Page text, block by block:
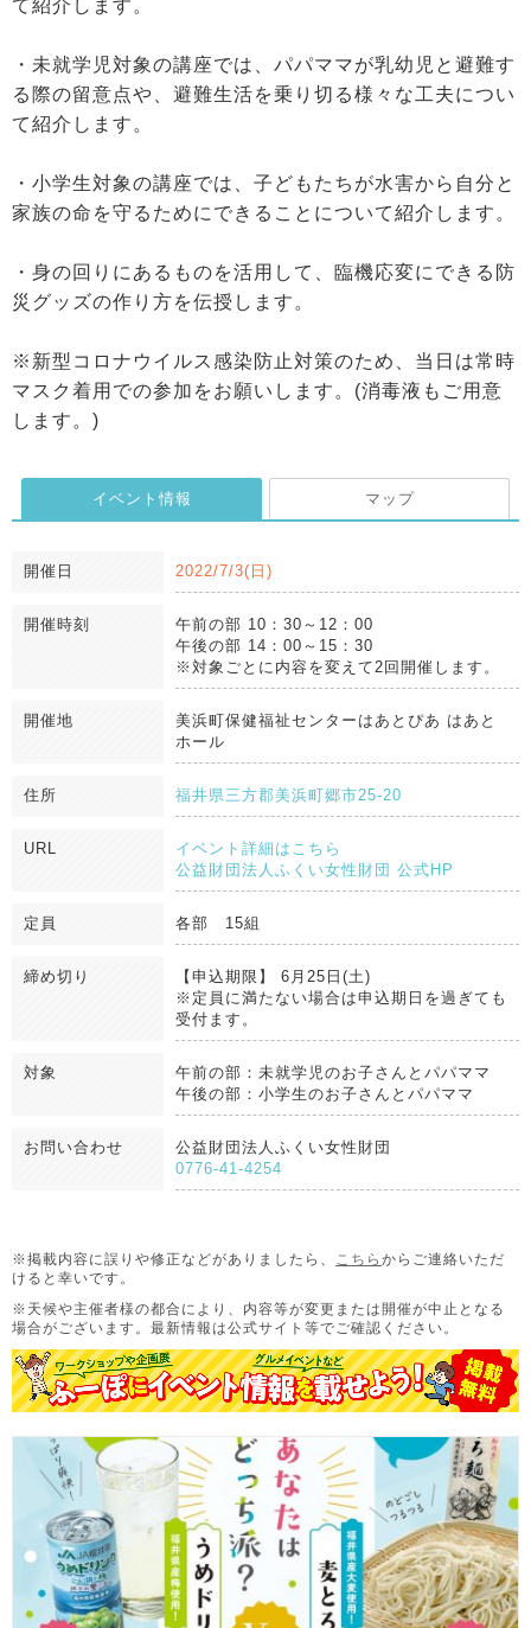
て紹介します。
・未就学児対象の講座では、パパママが乳幼児と避難す
る際の留意点や、避難生活を乗り切る様々な工夫につい
て紹介します。
・小学生対象の講座では、子どもたちが水害から自分と
家族の命を守るためにできることについて紹介します。
・身の回りにあるものを活用して、臨機応変にできる防
災グッズの作り方を伝授します。
※新型コロナウイルス感染防止対策のため、当日は常時
マスク着用での参加をお願いします。(消毒液もご用意
します。)
イベント情報 マップ
開催日 2022/7/3(日)
開催時刻
午前の部 10：30～12：00
午後の部 14：00～15：30
※対象ごとに内容を変えて2回開催します。
開催地
美浜町保健福祉センターはあとぴあ はあと
ホール
住所 福井県三方郡美浜町郷市25-20
URL
イベント詳細はこちら
公益財団法人ふくい女性財団 公式HP
定員 各部 15組
締め切り
【申込期限】 6月25日(土)
※定員に満たない場合は申込期日を過ぎても
受付ます。
対象
午前の部：未就学児のお子さんとパパママ
午後の部：小学生のお子さんとパパママ
お問い合わせ
公益財団法人ふくい女性財団
0776-41-4254
※掲載内容に誤りや修正などがありましたら、 こちら からご連絡いただ
けると幸いです。
※天候や主催者様の都合により、内容等が変更または開催が中止となる
場合がございます。 最新情報は公式サイト等でご確認ください。